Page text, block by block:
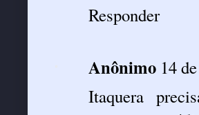
Responder
Anônimo 14
Itaquera